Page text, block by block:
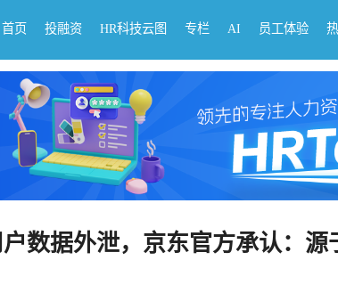
首页 投融资 HR科技云图 专栏 AI 员工体验 热
数据外泄，京东官方承认：源